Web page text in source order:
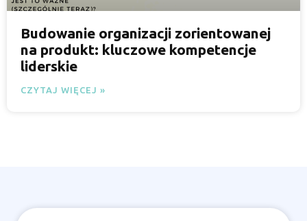
Budowanie organizacji zorientowanej
na produkt: kluczowe kompetencje
liderskie
CZYTAJ WIĘCEJ »